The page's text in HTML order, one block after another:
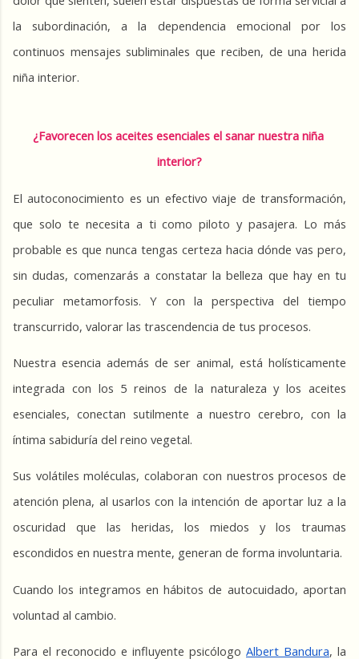
la subordinación, a la dependencia emocional por los
continuos mensajes subliminales que reciben, de una herida
niña interior.
¿Favorecen los aceites esenciales el sanar nuestra niña
interior?
El autoconocimiento es un efectivo viaje de transformación,
que solo te necesita a ti como piloto y pasajera. Lo más
probable es que nunca tengas certeza hacia dónde vas pero,
sin dudas, comenzarás a constatar la belleza que hay en tu
peculiar metamorfosis. Y con la perspectiva del tiempo
transcurrido, valorar las trascendencia de tus procesos.
Nuestra esencia además de ser animal, está holísticamente
integrada con los 5 reinos de la naturaleza y los aceites
esenciales, conectan sutilmente a nuestro cerebro, con la
íntima sabiduría del reino vegetal.
Sus volátiles moléculas, colaboran con nuestros procesos de
atención plena, al usarlos con la intención de aportar luz a la
oscuridad que las heridas, los miedos y los traumas
escondidos en nuestra mente, generan de forma involuntaria.
Cuando los integramos en hábitos de autocuidado, aportan
voluntad al cambio.
Para el reconocido e influyente psicólogo Albert Bandura, la